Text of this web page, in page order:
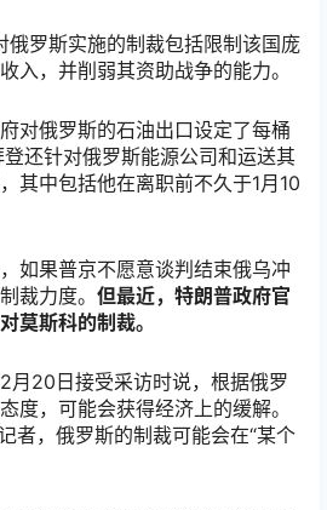
罗斯实施的制裁包括限制该国庞
入，并削弱其资助战争的能力。
对俄罗斯的石油出口设定了每桶
还针对俄罗斯能源公司和运送其
其中包括他在离职前不久于1月10
如果普京不愿意谈判结束俄乌冲
裁力度。 但最近，特朗普政府官
莫斯科的制裁。
2月20日接受采访时说，根据俄罗
度，可能会获得经济上的缓解。
者，俄罗斯的制裁可能会在“某个